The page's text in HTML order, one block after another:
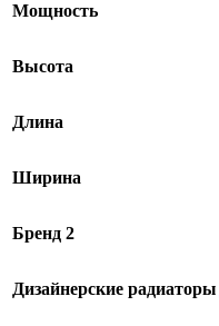
Мощность
Высота
Длина
Ширина
Бренд 2
Дизайнерские радиаторы